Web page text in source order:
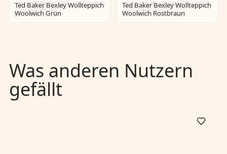
Ted Baker Bexley Wollteppich
Woolwich Grün
Ted Baker Bexley Wollteppich
Woolwich Rostbraun
Was anderen Nutzern
gefällt